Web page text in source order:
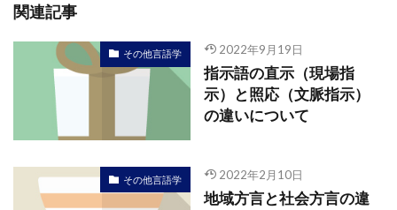
関連記事
その他言語学 2022年9月19日
指示語の直示（現場指
示）と照応（文脈指示）
の違いについて
その他言語学 2022年2月10日
地域方言と社会方言の違